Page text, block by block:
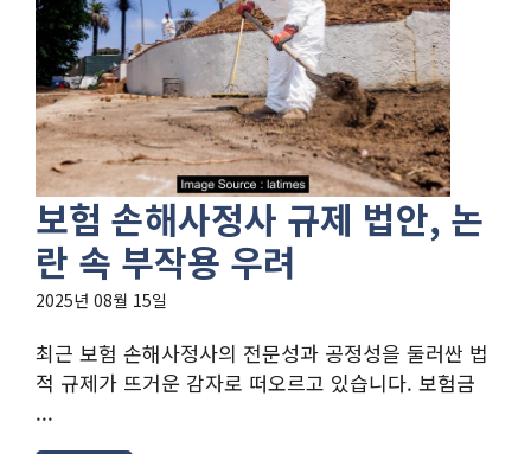
보험 손해사정사 규제 법안, 논
란 속 부작용 우려
2025년 08월 15일
최근 보험 손해사정사의 전문성과 공정성을 둘러싼 법
적 규제가 뜨거운 감자로 떠오르고 있습니다. 보험금
...